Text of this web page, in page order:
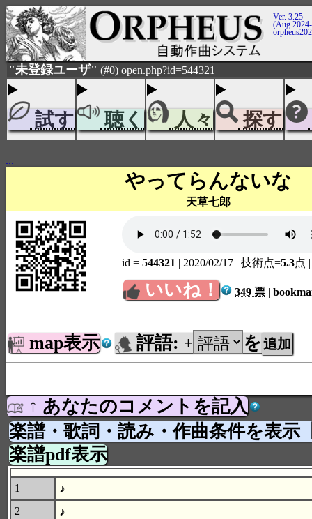
Ver. 3.25
(Aug
"未登録ユーザ" (#0) open.php?id=544321
試す 聴く 人々 探す
...
やってらんないな
天草七郎
id = 544321 | 2020/02/17 | 技術点=5.3点
いいね！ 349 票 |
map表示 評語: + を
↑ あなたのコメントを記入
楽譜・歌詞・読み・作曲条件を表示
楽譜pdf表示
1 ♪
2 ♪